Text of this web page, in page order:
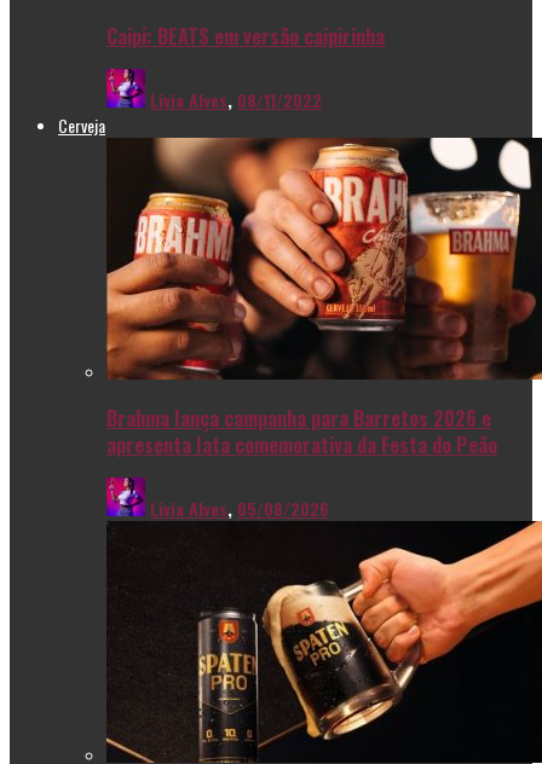
Caipi: BEATS em versão caipirinha
Livia Alves, 08/11/2022
Cerveja
Brahma lança campanha para Barretos 2026 e
apresenta lata comemorativa da Festa do Peão
Livia Alves, 05/08/2026